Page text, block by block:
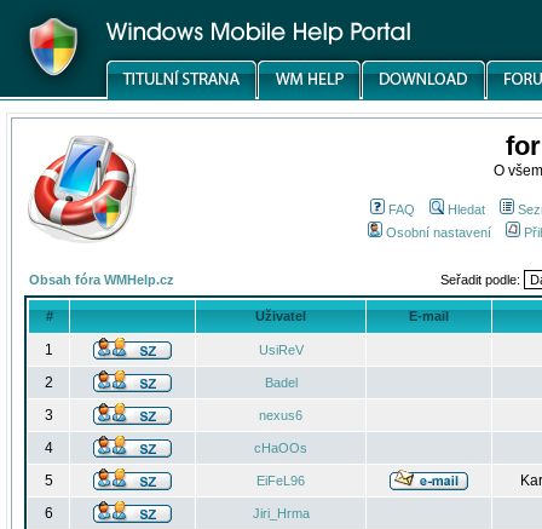
O
FAQ Hledat
Osobní nastavení
Obsah fóra WMHelp.cz Seřadit podle:
# Uživatel E-mail
1 UsiReV
2 Badel
3 nexus6
4 cHaOOs
5 EiFeL96
6
Jiri_Hrma